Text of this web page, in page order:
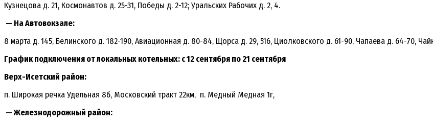
Кузнецова д. 21, Космонавтов д. 25-31, Победы д. 2-12; Уральских Рабочих д. 2, 4.
— На Автовокзале:
8 марта д. 145, Белинского д. 182-190, Авиационная д. 80-84, Щорса д. 29, 51б, Циолковского д. 61-90, Чапаева д. 64-70,
График подключения от локальных котельных: с 12 сентября по 21 сентября
Верх-Исетский район:
п. Широкая речка Удельная 8б, Московский тракт 22км, п. Медный Медная 1г,
— Железнодорожный район: